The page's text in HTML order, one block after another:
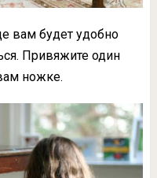
вам будет удобно
Привяжите один
ножке.